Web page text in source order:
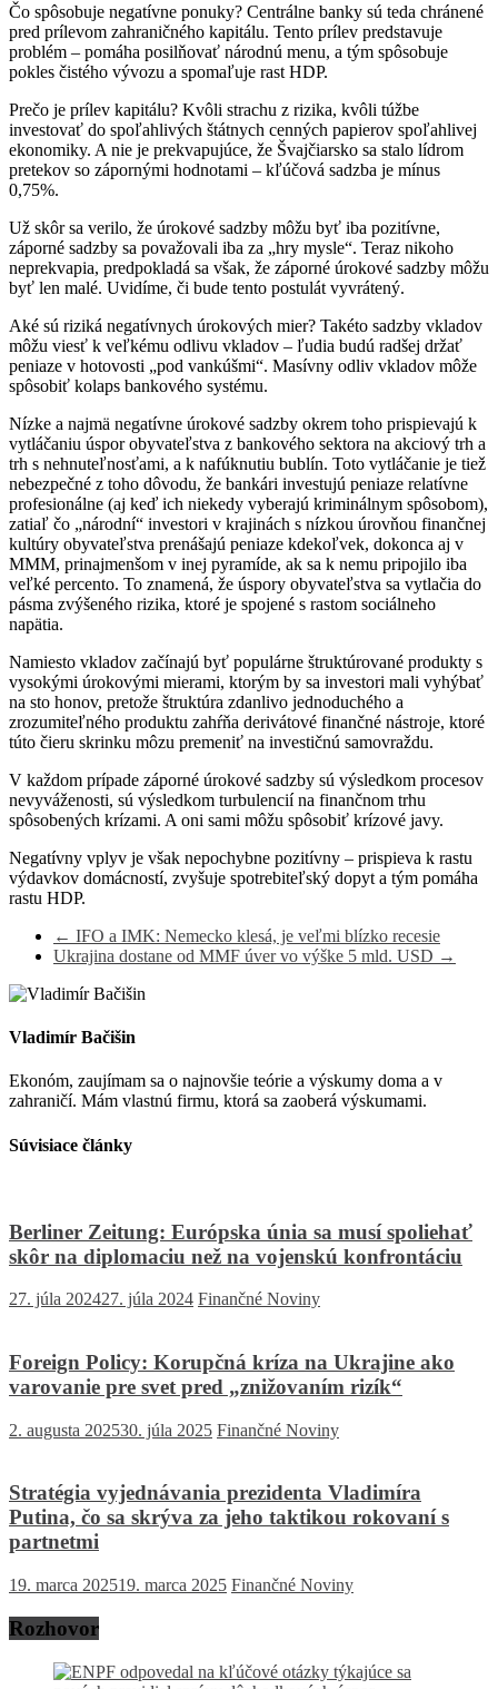
Čo spôsobuje negatívne ponuky? Centrálne banky sú teda chránené
pred prílevom zahraničného kapitálu. Tento prílev predstavuje
problém – pomáha posilňovať národnú menu, a tým spôsobuje
pokles čistého vývozu a spomaľuje rast HDP.
Prečo je prílev kapitálu? Kvôli strachu z rizika, kvôli túžbe
investovať do spoľahlivých štátnych cenných papierov spoľahlivej
ekonomiky. A nie je prekvapujúce, že Švajčiarsko sa stalo lídrom
pretekov so zápornými hodnotami – kľúčová sadzba je mínus
0,75%.
Už skôr sa verilo, že úrokové sadzby môžu byť iba pozitívne,
záporné sadzby sa považovali iba za „hry mysle“. Teraz nikoho
neprekvapia, predpokladá sa však, že záporné úrokové sadzby môžu
byť len malé. Uvidíme, či bude tento postulát vyvrátený.
Aké sú riziká negatívnych úrokových mier? Takéto sadzby vkladov
môžu viesť k veľkému odlivu vkladov – ľudia budú radšej držať
peniaze v hotovosti „pod vankúšmi“. Masívny odliv vkladov môže
spôsobiť kolaps bankového systému.
Nízke a najmä negatívne úrokové sadzby okrem toho prispievajú k
vytláčaniu úspor obyvateľstva z bankového sektora na akciový trh a
trh s nehnuteľnosťami, a k nafúknutiu bublín. Toto vytláčanie je tiež
nebezpečné z toho dôvodu, že bankári investujú peniaze relatívne
profesionálne (aj keď ich niekedy vyberajú kriminálnym spôsobom),
zatiaľ čo „národní“ investori v krajinách s nízkou úrovňou finančnej
kultúry obyvateľstva prenášajú peniaze kdekoľvek, dokonca aj v
MMM, prinajmenšom v inej pyramíde, ak sa k nemu pripojilo iba
veľké percento. To znamená, že úspory obyvateľstva sa vytlačia do
pásma zvýšeného rizika, ktoré je spojené s rastom sociálneho
napätia.
Namiesto vkladov začínajú byť populárne štruktúrované produkty s
vysokými úrokovými mierami, ktorým by sa investori mali vyhýbať
na sto honov, pretože štruktúra zdanlivo jednoduchého a
zrozumiteľného produktu zahŕňa derivátové finančné nástroje, ktoré
túto čieru skrinku môzu premeniť na investičnú samovraždu.
V každom prípade záporné úrokové sadzby sú výsledkom procesov
nevyváženosti, sú výsledkom turbulencií na finančnom trhu
spôsobených krízami. A oni sami môžu spôsobiť krízové ​​javy.
Negatívny vplyv je však nepochybne pozitívny – prispieva k rastu
výdavkov domácností, zvyšuje spotrebiteľský dopyt a tým pomáha
rastu HDP.
← IFO a IMK: Nemecko klesá, je veľmi blízko recesie
Ukrajina dostane od MMF úver vo výške 5 mld. USD →
Vladimír Bačišin
Ekonóm, zaujímam sa o najnovšie teórie a výskumy doma a v
zahraničí. Mám vlastnú firmu, ktorá sa zaoberá výskumami.
Súvisiace články
Berliner Zeitung: Európska únia sa musí spoliehať
skôr na diplomaciu než na vojenskú konfrontáciu
27. júla 202427. júla 2024 Finančné Noviny
Foreign Policy: Korupčná kríza na Ukrajine ako
varovanie pre svet pred „znižovaním rizík“
2. augusta 202530. júla 2025 Finančné Noviny
Stratégia vyjednávania prezidenta Vladimíra
Putina, čo sa skrýva za jeho taktikou rokovaní s
partnetmi
19. marca 202519. marca 2025 Finančné Noviny
Rozhovor